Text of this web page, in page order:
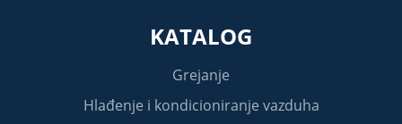
KATALOG
Grejanje
Hlađenje i kondicioniranje vazduha